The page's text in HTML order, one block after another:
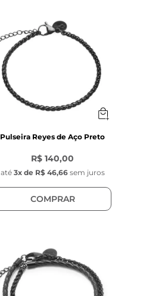
Pulseira Reyes de Aço Preto
R$ 140,00
até 3x de R$ 46,66 sem juros
COMPRAR